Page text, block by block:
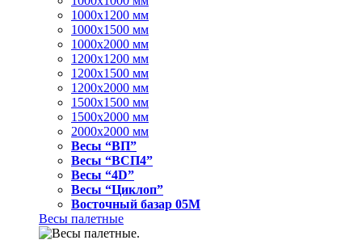
1000x1200 мм
1000x1500 мм
1000x2000 мм
1200x1200 мм
1200x1500 мм
1200x2000 мм
1500x1500 мм
1500x2000 мм
2000x2000 мм
Весы “ВП”
Весы “ВСП4”
Весы “4D”
Весы “Циклоп”
Восточный базар 05M
Весы палетные